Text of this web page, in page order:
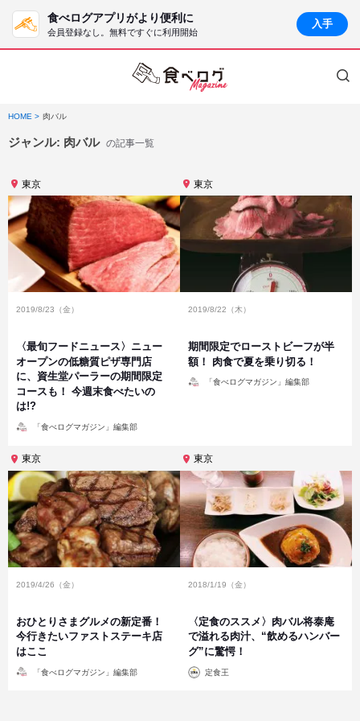
食べログアプリがより便利に
会員登録なし。無料ですぐに利用開始
入手
HOME 肉バル
ジャンル: 肉バル の記事一覧
東京
2019/8/23（金）
〈最旬フードニュース〉ニュー
オープンの低糖質ピザ専門店
に、資生堂パーラーの期間限定
コースも！ 今週末食べたいの
は!?
「食べログマガジン」編集部
東京
2019/8/22（木）
期間限定でローストビーフが半
額！ 肉食で夏を乗り切る！
「食べログマガジン」編集部
東京
2019/4/26（金）
おひとりさまグルメの新定番！
今行きたいファストステーキ店
はここ
「食べログマガジン」編集部
東京
2018/1/19（金）
〈定食のススメ〉肉バル将泰庵
で溢れる肉汁、“飲めるハンバー
グ”に驚愕！
投
稿
定食王